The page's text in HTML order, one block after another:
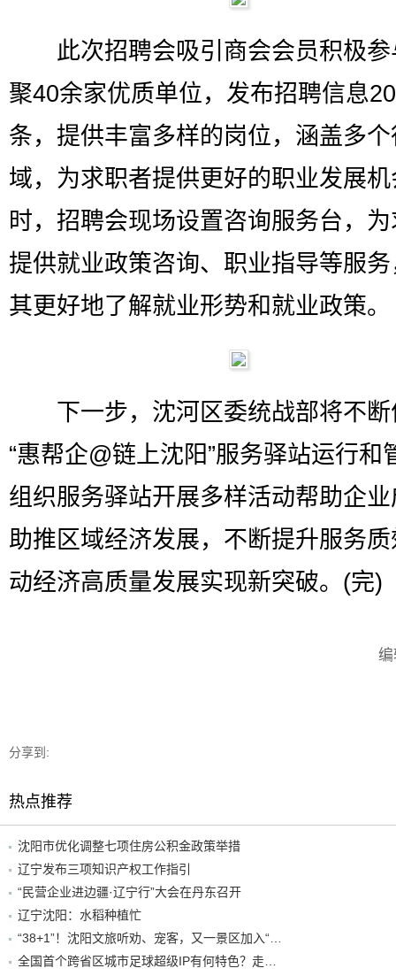
此次招聘会吸引商会会员积极参
聚40余家优质单位，发布招聘信息
条，提供丰富多样的岗位，涵盖多
域，为求职者提供更好的职业发展
时，招聘会现场设置咨询服务台，
提供就业政策咨询、职业指导等服
其更好地了解就业形势和就业政策。
下一步，沈河区委统战部将不断
“惠帮企@链上沈阳”服务驿站运行和
组织服务驿站开展多样活动帮助企
助推区域经济发展，不断提升服务
动经济高质量发展实现新突破。(完)
分享到:
热点推荐
沈阳市优化调整七项住房公积金政策举措
辽宁发布三项知识产权工作指引
“民营企业进边疆·辽宁行”大会在丹东召开
辽宁沈阳：水稻种植忙